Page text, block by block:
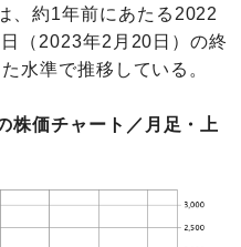
、約1年前にあたる2022
（2023年2月20日）の終
水準で推移している。
株価チャート／月足・上